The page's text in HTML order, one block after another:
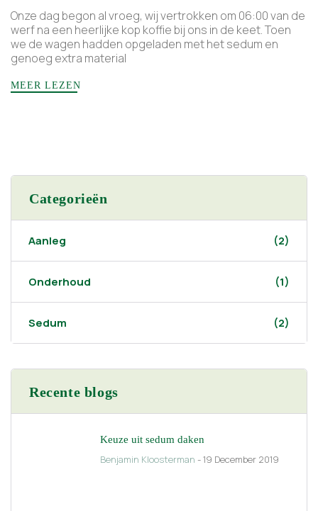
Onze dag begon al vroeg, wij vertrokken om 06:00 van de
werf na een heerlijke kop koffie bij ons in de keet. Toen
we de wagen hadden opgeladen met het sedum en
genoeg extra material
MEER LEZEN
Categorieën
Aanleg (2)
Onderhoud (1)
Sedum (2)
Recente blogs
Keuze uit sedum daken
Benjamin Kloosterman - 19 December 2019